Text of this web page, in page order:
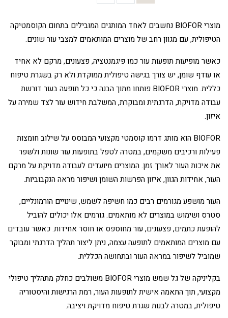
מוצרי BIOFOR נחשבים לאחד המותגים המובילים בתחום הקוסמטיקה
הטיפולית, עם מגוון רחב של מוצרים המותאמים למצבי עור שונים.
כאשר מופיעות תופעות עור כמו פיגמנטציה, פצעונים, מרקם לא אחיד
או עודף שומן, יש צורך בגישה טיפולית ממוקדת ולא רק בשגרת טיפוח
כללית. מוצרי BIOFOR פותחו מתוך הבנה כי כל תופעה בעור דורשת
עבודה מדויקת, הדרגתית ומבוקרת, המשלבת חידוש עור לצד שמירה על
איזון.
BIOFOR הוא מותג דרמו קוסמטי מקצועי המבוסס על שילוב חומצות
פעילות ורכיבים משקמים, במטרה לטפל בתופעות עור שונות ולשפר
את איכות העור לאורך זמן. המוצרים מיועדים לעבודה מדויקת על מרקם
העור, אחידות הגוון, איזון הפרשות השומן ושיפור מראה הנקבוביות.
העור מושפע מגורמים רבים כמו חשיפה לשמש, שינויים הורמונליים,
סטרס ושימוש במוצרים לא מותאמים. גורמים אלו יכולים להוביל
להופעת כתמים, פצעונים, עור מחוספס או חוסר אחידות. כאשר עובדים
עם מוצרים המותאמים לתופעה עצמה, ניתן ליצור תהליך הדרגתי ומבוקר
שמוביל לשיפור במראה העור ובתחושה הכללית.
בקליניקה של גל שמש מוצרי BIOFOR משולבים כחלק מתהליך טיפולי
מקצועי, תוך התאמה אישית לתופעות העור, רמת הרגישות והיסטוריה
טיפולית, במטרה לבנות שגרת טיפוח מדויקת ויציבה.